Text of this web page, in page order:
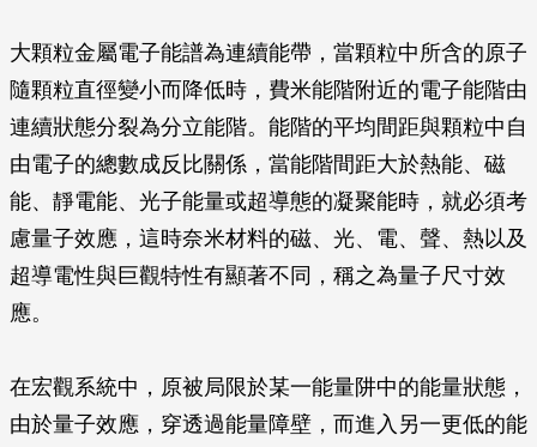
大顆粒金屬電子能譜為連續能帶，當顆粒中所含的原子
隨顆粒直徑變小而降低時，費米能階附近的電子能階由
連續狀態分裂為分立能階。能階的平均間距與顆粒中自
由電子的總數成反比關係，當能階間距大於熱能、磁
能、靜電能、光子能量或超導態的凝聚能時，就必須考
慮量子效應，這時奈米材料的磁、光、電、聲、熱以及
超導電性與巨觀特性有顯著不同，稱之為量子尺寸效
應。
在宏觀系統中，原被局限於某一能量阱中的能量狀態，
由於量子效應，穿透過能量障壁，而進入另一更低的能